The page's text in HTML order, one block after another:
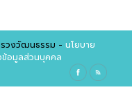
วงวัฒนธรรม - นโยบาย
ข้อมูลส่วนบุคคล